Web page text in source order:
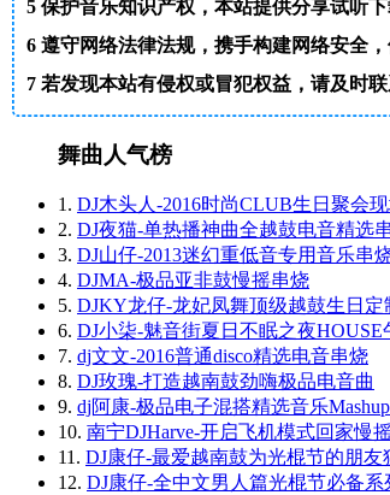
5保护音乐知识产权，本站提供分享试听下
6遵守网络法律法规，携手构建网络安全，
7若发现本站有侵权或冒犯权益，请及时联
舞曲人气榜
1. DJ木头人-2016时尚CLUB生日聚会
2. DJ夜猫-单热播神曲全越鼓电音精选
3. DJ山仔-2013迷幻重低音专用音乐串
4. DJMA-极品亚非鼓慢摇串烧
5. DJKY龙仔-龙妃凤舞顶级越鼓生日定
6. DJ小柒-魅音街夏日不眠之夜
7. dj文文-2016普通disco精选电音串烧
8. DJ玫瑰-打造越南鼓劲嗨极品电音曲
9. dj阿康-极品电子混搭精选音乐
10. 南宁DJHarve-开启飞机模式回家慢
11. DJ康仔-最爱越南鼓为光棍节的朋友
12. DJ康仔-全中文男人篇光棍节必备系